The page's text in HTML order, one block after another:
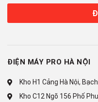
Thân tủ: Thép sơn tĩnh
ĐIỆN MÁY PRO HÀ NỘI
Kho H1 Cảng Hà Nội,
Kho C12 Ngõ 156 Phố